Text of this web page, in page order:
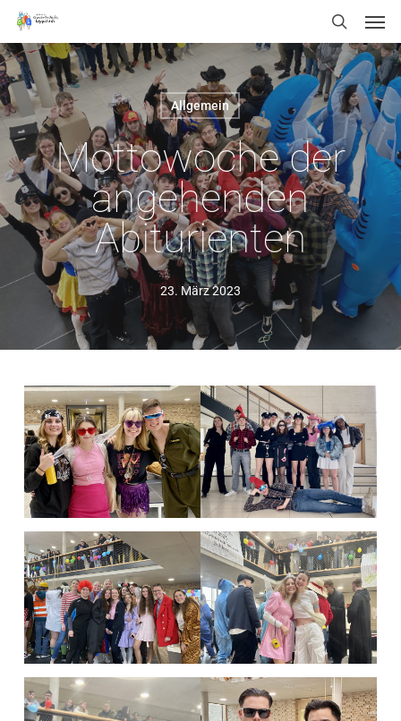
Skip
to
main
content
search
Allgemein
Mottowoche der
angehenden
Abiturienten
23. März 2023
Menu